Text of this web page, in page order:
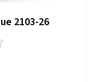
2103-26